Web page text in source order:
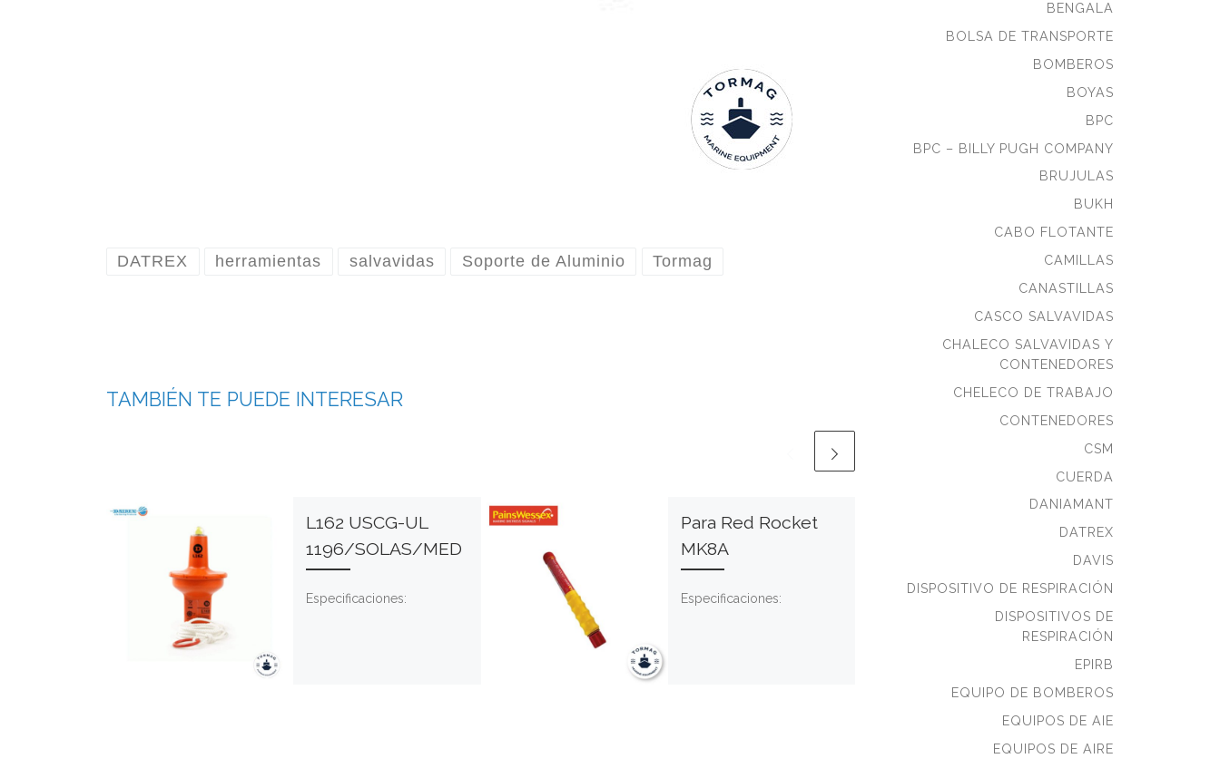
DATREX herramientas salvavidas Soporte de Aluminio Tormag
TAMBIÉN TE PUEDE INTERESAR
L162 USCG-UL
1196/SOLAS/MED
Especificaciones:
Para Red Rocket
MK8A
Especificaciones:
Dratex | Botiquín
Auxilios
1 Comentario
Botiquín de primeros
auxilios, USCG El kit de
aprobado por la Guardia
Costera de EE. UU. Está
BENGALA
BOLSA DE TRANSPORTE
BOMBEROS
BOYAS
BPC
BPC – BILLY PUGH COMPANY
BRUJULAS
BUKH
CABO FLOTANTE
CAMILLAS
CANASTILLAS
CASCO SALVAVIDAS
CHALECO SALVAVIDAS Y
CONTENEDORES
CHELECO DE TRABAJO
CONTENEDORES
CSM
CUERDA
DANIAMANT
DATREX
DAVIS
DISPOSITIVO DE RESPIRACIÓN
DISPOSITIVOS DE
RESPIRACIÓN
EPIRB
EQUIPO DE BOMBEROS
EQUIPOS DE AIE
EQUIPOS DE AIRE